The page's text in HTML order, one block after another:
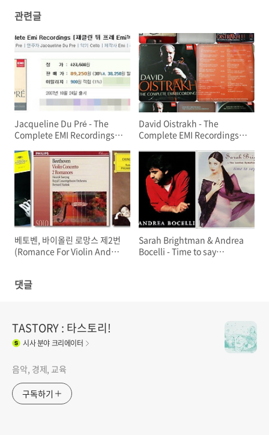
관련글
Jacqueline Du Pré - The
Complete EMI Recordings
로 협주곡 1번/2번
David Oistrakh - The
Complete EMI Recordings
베토벤, 바이올린 로망스 제2번
(Romance For Violin And
Sarah Brightman & Andrea
Bocelli - Time to say
댓글
TASTORY : 타스토리!
시사분야 크리에이터
음악, 경제, 교육
구독하기